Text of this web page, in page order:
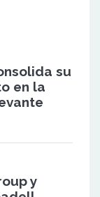
su
en la
y